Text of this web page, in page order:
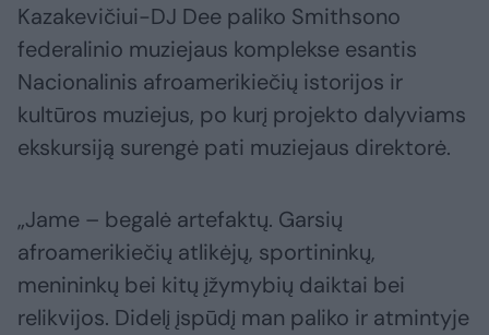
Kazakevičiui-DJ Dee paliko Smithsono
federalinio muziejaus komplekse esantis
Nacionalinis afroamerikiečių istorijos ir
kultūros muziejus, po kurį projekto dalyviams
ekskursiją surengė pati muziejaus direktorė.
„Jame – begalė artefaktų. Garsių
afroamerikiečių atlikėjų, sportininkų,
menininkų bei kitų įžymybių daiktai bei
relikvijos. Didelį įspūdį man paliko ir atmintyje